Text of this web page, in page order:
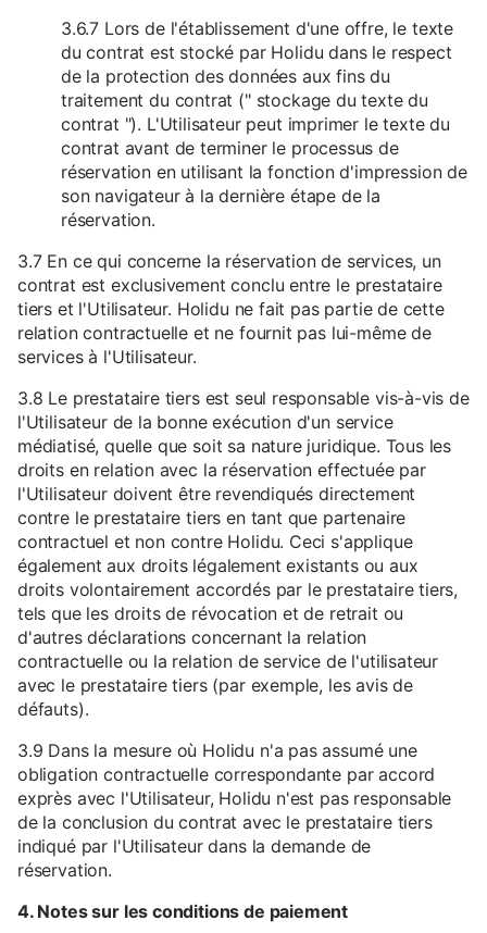
3.6.7 Lors de l'établissement d'une offre, le texte
du contrat est stocké par Holidu dans le respect
de la protection des données aux fins du
traitement du contrat (" stockage du texte du
contrat "). L'Utilisateur peut imprimer le texte du
contrat avant de terminer le processus de
réservation en utilisant la fonction d'impression de
son navigateur à la dernière étape de la
réservation.
3.7 En ce qui concerne la réservation de services, un
contrat est exclusivement conclu entre le prestataire
tiers et l'Utilisateur. Holidu ne fait pas partie de cette
relation contractuelle et ne fournit pas lui-même de
services à l'Utilisateur.
3.8 Le prestataire tiers est seul responsable vis-à-vis de
l'Utilisateur de la bonne exécution d'un service
médiatisé, quelle que soit sa nature juridique. Tous les
droits en relation avec la réservation effectuée par
l'Utilisateur doivent être revendiqués directement
contre le prestataire tiers en tant que partenaire
contractuel et non contre Holidu. Ceci s'applique
également aux droits légalement existants ou aux
droits volontairement accordés par le prestataire tiers,
tels que les droits de révocation et de retrait ou
d'autres déclarations concernant la relation
contractuelle ou la relation de service de l'utilisateur
avec le prestataire tiers (par exemple, les avis de
défauts).
3.9 Dans la mesure où Holidu n'a pas assumé une
obligation contractuelle correspondante par accord
exprès avec l'Utilisateur, Holidu n'est pas responsable
de la conclusion du contrat avec le prestataire tiers
indiqué par l'Utilisateur dans la demande de
réservation.
4. Notes sur les conditions de paiement